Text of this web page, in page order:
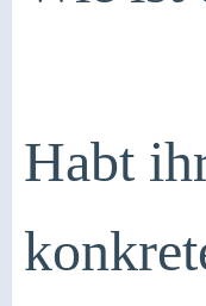
Habt